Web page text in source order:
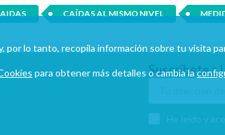
CAÍDAS AL MISMO NIVEL
Suscríbete a
por lo tanto, recopila información sobre tu visita
para obtener más detalles o cambia la